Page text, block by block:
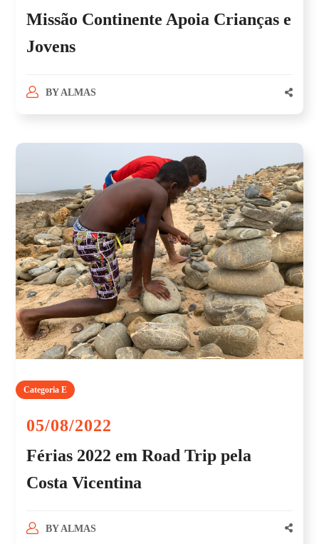
Missão Continente Apoia Crianças e
Jovens
BYALMAS
Categoria E
05/08/2022
Férias 2022 em Road Trip pela
Costa Vicentina
BY ALMAS